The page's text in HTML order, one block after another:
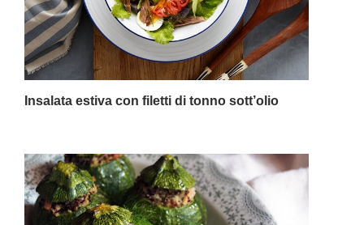
Insalata estiva con filetti di tonno sott’olio